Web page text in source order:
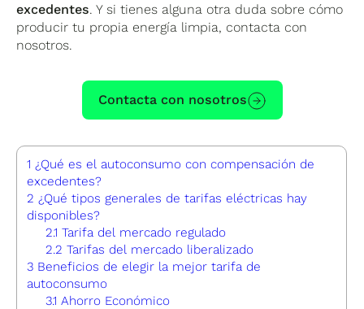
excedentes. Y si tienes alguna otra duda sobre cómo
producir tu propia energía limpia, contacta con
nosotros.
Contacta con nosotros
1 ¿Qué es el autoconsumo con compensación de
excedentes?
2 ¿Qué tipos generales de tarifas eléctricas hay
disponibles?
2.1 Tarifa del mercado regulado
2.2 Tarifas del mercado liberalizado
3 Beneficios de elegir la mejor tarifa de
autoconsumo
3.1 Ahorro Económico